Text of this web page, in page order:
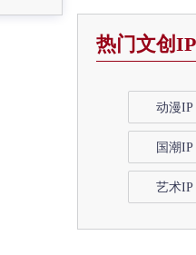
热门文创
动漫IP
国潮IP
艺术IP